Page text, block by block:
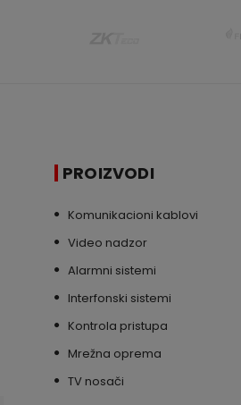
PROIZVODI
Komunikacioni kablovi
Video nadzor
Alarmni sistemi
Interfonski sistemi
Kontrola pristupa
Mrežna oprema
TV nosači